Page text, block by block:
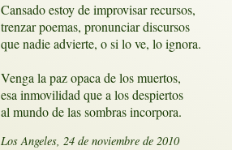
Cansado estoy de improvisar recursos,
trenzar poemas, pronunciar discursos
que nadie advierte, o si lo ve, lo ignora.
Venga la paz opaca de los muertos,
esa inmovilidad que a los despiertos
al mundo de las sombras incorpora.
Los Angeles, 24 de noviembre de 2010